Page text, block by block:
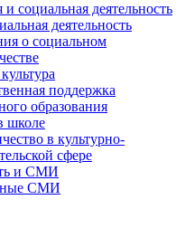
социальная деятельность
деятельность
о социальном
поддержка
образования
школе
в культурно-
сфере
и СМИ
СМИ